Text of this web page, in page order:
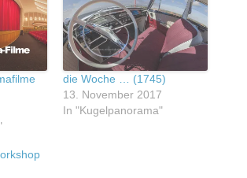
die Woche … (1745)
13. November 2017
In "Kugelpanorama"